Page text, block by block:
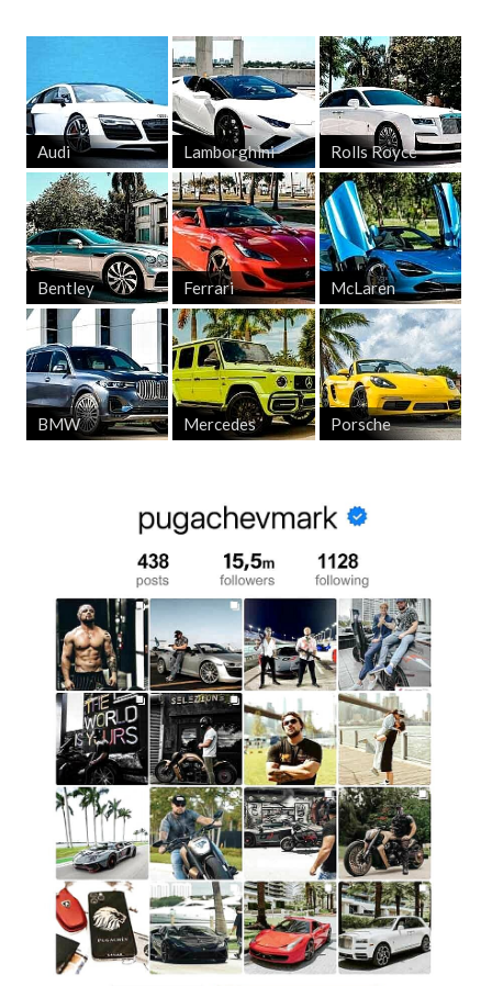
Audi Lamborghini Rolls Royce
Bentley Ferrari McLaren
BMW Mercedes Porsche